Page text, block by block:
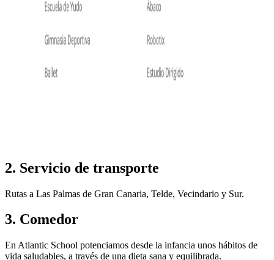
2. Servicio de transporte
Rutas a Las Palmas de Gran Canaria, Telde, Vecindario y Sur.
3. Comedor
En Atlantic School potenciamos desde la infancia unos hábitos de
vida saludables, a través de una dieta sana y equilibrada.